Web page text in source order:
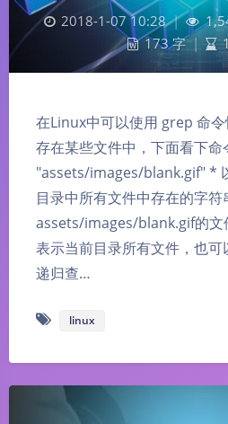
2018-1-07 10:28 |
173 字 |
在Linux中可以使用 grep 命
存在某些文件中，下面看下
"assets/images/blank.gif" *
目录中所有文件中存在的字符
assets/images/blank.gif的文
表示当前目录所有文件，也
递归查…
linux